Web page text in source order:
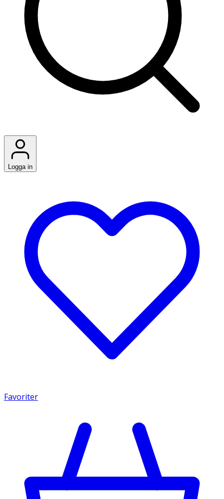
Logga in
Favoriter